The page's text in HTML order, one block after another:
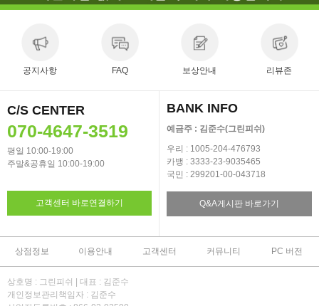
공지사항 FAQ 보상안내 리뷰존
C/S CENTER
070-4647-3519
평일 10:00-19:00
주말&공휴일 10:00-19:00
고객센터 바로연결하기
BANK INFO
예금주 : 김준수(그린피쉬)
우리 : 1005-204-476793
카뱅 : 3333-23-9035465
국민 : 299201-00-043718
Q&A게시판 바로가기
상점정보 이용안내 고객센터 커뮤니티 PC 버전
상호명 : 그린피쉬 | 대표 : 김준수
개인정보관리책임자 : 김준수